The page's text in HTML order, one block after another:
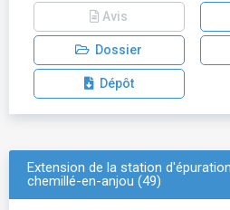
Avis
Dossier
Dépôt
Extension de la station
chemillé-en-anjou (49)